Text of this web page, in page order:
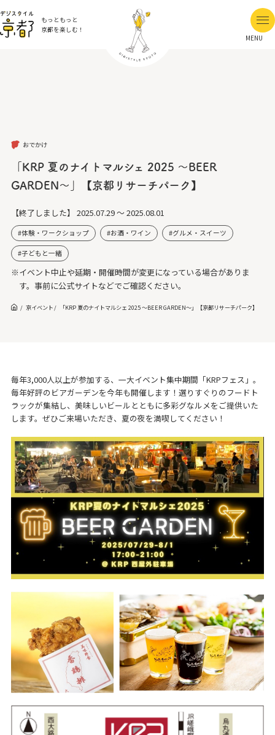
もっともっと
京都を楽しむ！
MENU
おでかけ
「KRP 夏のナイトマルシェ 2025 ～BEER
GARDEN～」【京都リサーチパーク】
【終了しました】 2025.07.29 ～ 2025.08.01
体験・ワークショップ お酒・ワイン グルメ・スイーツ
子どもと一緒
※イベント中止や延期・開催時間が変更になっている場合がありま
す。事前に公式サイトなどでご確認ください。
京イベント 「KRP 夏のナイトマルシェ 2025 ～BEER GARDEN～」【京都リサーチパーク】
毎年3,000人以上が参加する、一大イベント集中期間「KRPフェス」。
毎年好評のビアガーデンを今年も開催します！選りすぐりのフードト
ラックが集結し、美味しいビールとともに多彩グなルメをご提供いた
します。ぜひご来場いただき、夏の夜を満喫してください！